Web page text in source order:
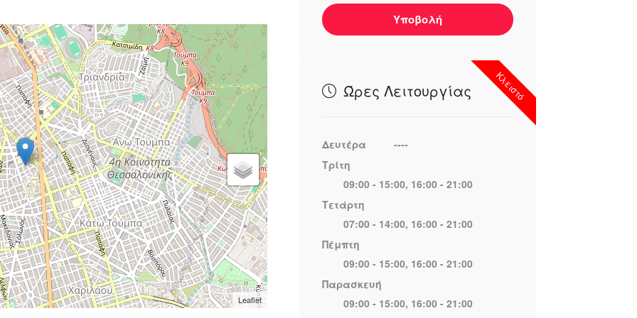
Leaflet
Υποβολή
Κλειστό
Ώρες Λειτουργίας
Δευτέρα
----
Τρίτη
09:00 - 15:00, 16:00 - 21:00
Τετάρτη
07:00 - 14:00, 16:00 - 21:00
Πέμπτη
09:00 - 15:00, 16:00 - 21:00
Παρασκευή
09:00 - 15:00, 16:00 - 21:00